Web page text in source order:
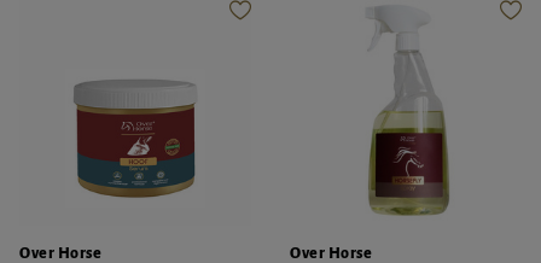
Over Horse
Over Horse